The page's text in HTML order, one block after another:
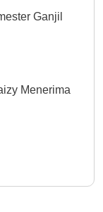
Ganjil
Menerima